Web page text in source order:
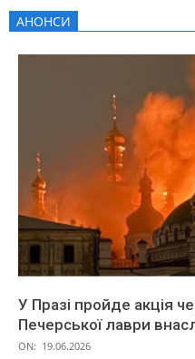
АНОНСИ
У Празі пройде акція
Печерської лаври
ON: 19.06.2026